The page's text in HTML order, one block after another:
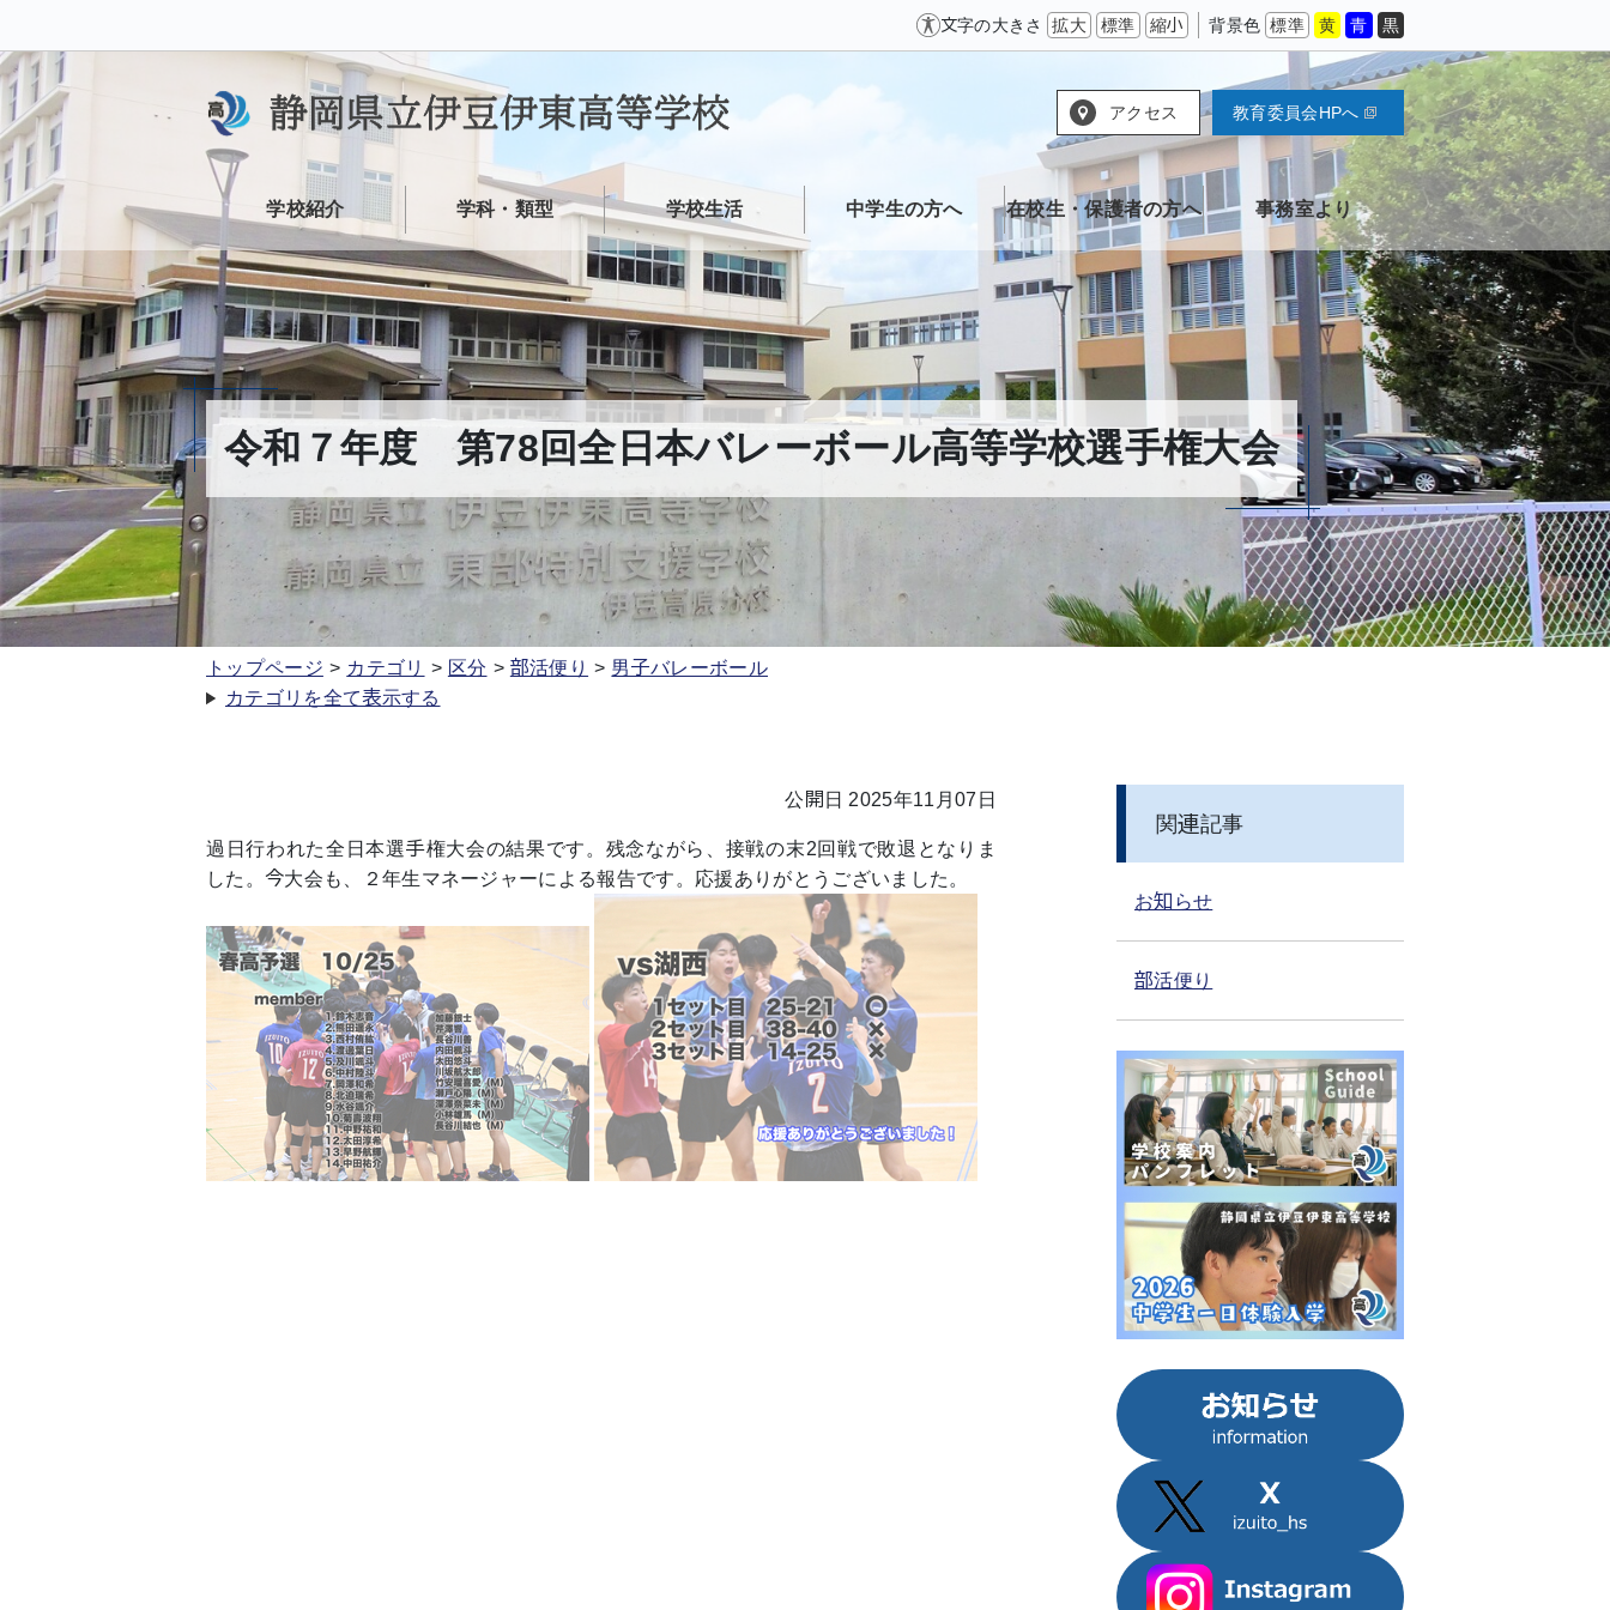
文字の大きさ 拡大 標準 縮小 背景色 標準 黄 青 黒
アクセス 教育委員会HPへ
学校紹介 学科・類型 学校生活 中学生の方へ 在校生・保護者の方へ 事務室より
令和７年度 第78回全日本バレーボール高等学校選手権大会
トップページ カテゴリ 区分 部活便り
男子バレーボール
カテゴリを全て表示する
公開日 2025年11月07日
過日行われた全日本選手権大会の結果です。残念ながら、接戦の末2回戦で敗退となりま
した。今大会も、２年生マネージャーによる報告です。応援ありがとうございました。
関連記事
お知らせ
部活便り